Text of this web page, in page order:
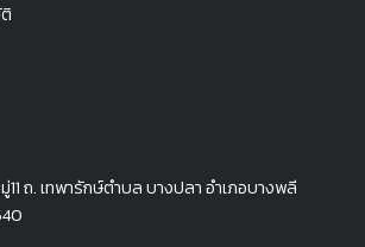
11 ถ. เทพารักษ์ตำบล บางปลา อำเภอบางพลี